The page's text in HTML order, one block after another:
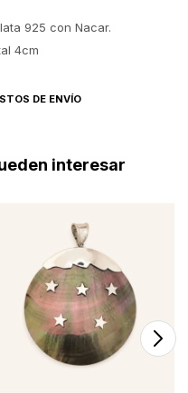
925 con Nacar.
4cm
DE ENVÍO
interesar